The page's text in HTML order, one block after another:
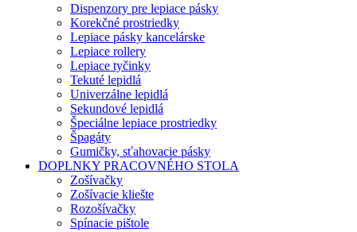
Dispenzory pre lepiace pásky
Korekčné prostriedky
Lepiace pásky kancelárske
Lepiace rollery
Lepiace tyčinky
Tekuté lepidlá
Univerzálne lepidlá
Sekundové lepidlá
Špeciálne lepiace prostriedky
Špagáty
Gumičky, sťahovacie pásky
DOPLNKY PRACOVNÉHO STOLA
Zošívačky
Zošívacie kliešte
Rozošívačky
Spínacie pištole